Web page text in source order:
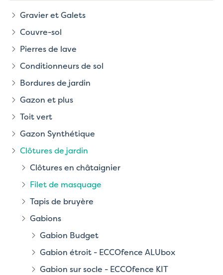
Gravier et Galets
Couvre-sol
Pierres de lave
Conditionneurs de sol
Bordures de jardin
Gazon et plus
Toit vert
Gazon Synthétique
Clôtures de jardin
Clôtures en châtaignier
Filet de masquage
Tapis de bruyère
Gabions
Gabion Budget
Gabion étroit - ECCOfence ALUbox
Gabion sur socle - ECCOfence KIT